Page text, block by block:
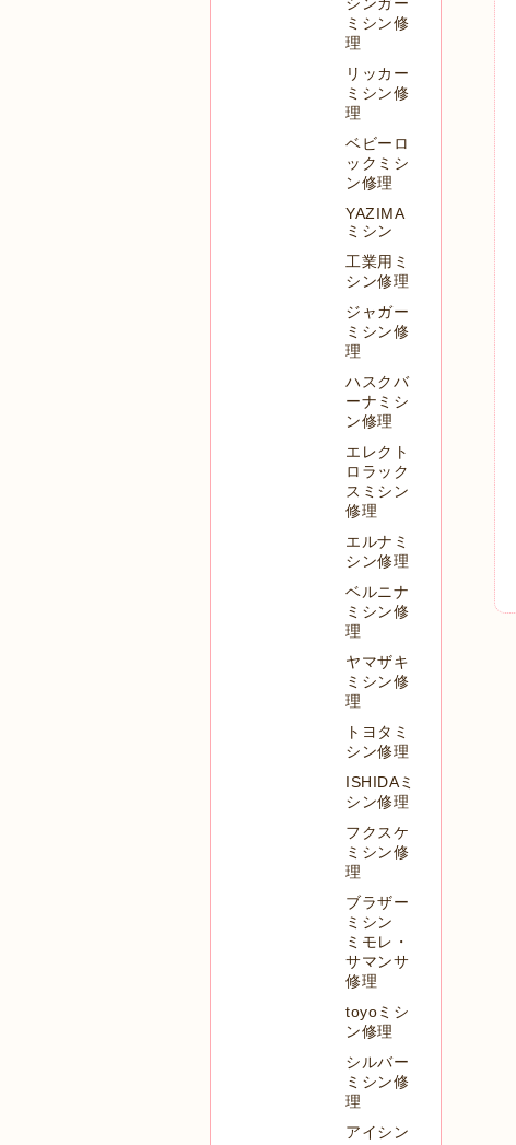
ミシン修
理
リッカー
ミシン修
理
ベビーロ
ックミシ
ン修理
YAZIMA
ミシン
工業用ミ
シン修理
ジャガー
ミシン修
理
ハスクバ
ーナミシ
ン修理
エレクト
ロラック
スミシン
修理
エルナミ
シン修理
ベルニナ
ミシン修
理
ヤマザキ
ミシン修
理
トヨタミ
シン修理
ISHIDAミ
シン修理
フクスケ
ミシン修
理
ブラザー
ミシン
ミモレ・
サマンサ
修理
toyoミシ
ン修理
シルバー
ミシン修
理
アイシン